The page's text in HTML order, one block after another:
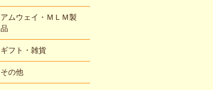
アムウェイ・ＭＬＭ製
品
ギフト・雑貨
その他